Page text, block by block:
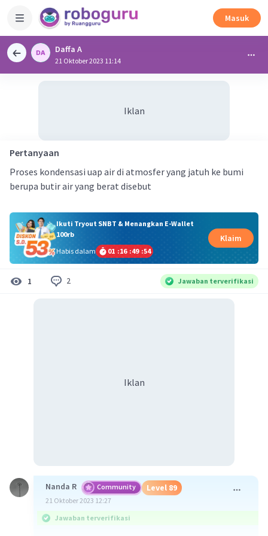
Masuk
Daffa A
21 Oktober 2023 11:14
Iklan
Pertanyaan
Proses kondensasi uap air di atmosfer yang jatuh ke bumi
berupa butir air yang berat disebut
Ikuti Tryout SNBT & Menangkan E-Wallet
100rb
Habis dalam
01 :16 :49 :54
Klaim
1 2 Jawaban terverifikasi
Iklan
Nanda R Community Level 89
21 Oktober 2023 12:27
Jawaban terverifikasi